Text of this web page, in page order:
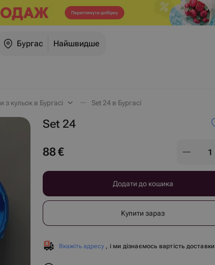
Бургас Найшвидше
з кульок в Бургасі Set 24 в Бургасі
Set 24
88€
Додати до кошика
Купити зараз
Вкажіть адресу , і ми дізнаємось вартість доставки